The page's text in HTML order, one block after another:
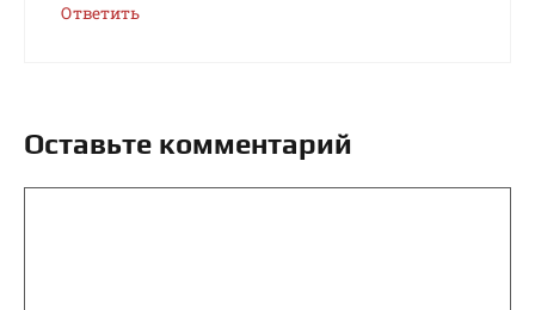
Ответить
Оставьте комментарий